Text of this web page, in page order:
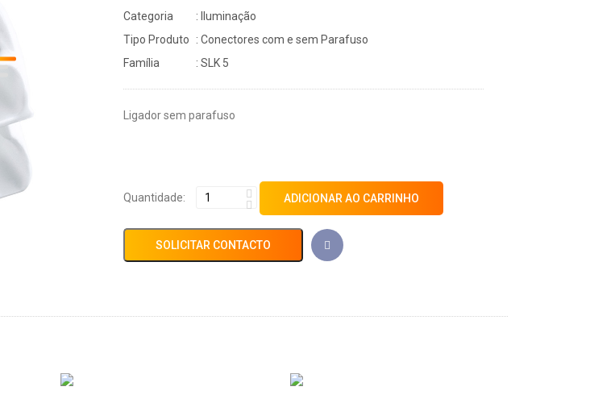
Categoria
: Iluminação
Tipo Produto
: Conectores com e sem Parafuso
Família
: SLK 5
Ligador sem parafuso
Quantidade: ADICIONAR AO CARRINHO
SOLICITAR CONTACTO